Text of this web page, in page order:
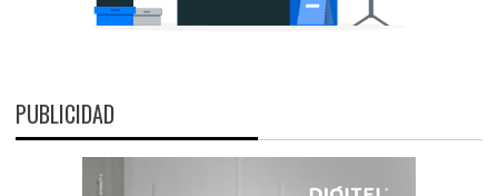
PUBLICIDAD